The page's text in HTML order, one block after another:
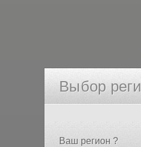
Выбор
Ваш регион ?